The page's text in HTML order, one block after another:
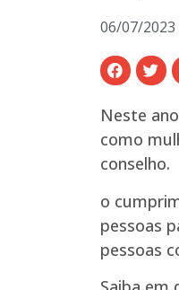
06/07/2023
Neste
como
conselho.
o
pessoas
pessoas